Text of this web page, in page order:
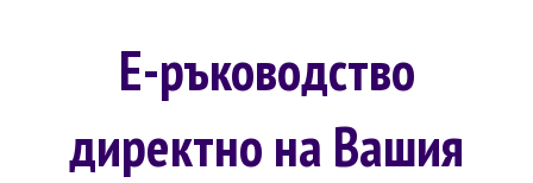
Е-ръководство
директно на Вашия